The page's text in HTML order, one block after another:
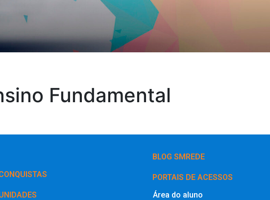
Fundamental
BLOG SMREDE
PORTAIS DE ACESSOS
Área do aluno